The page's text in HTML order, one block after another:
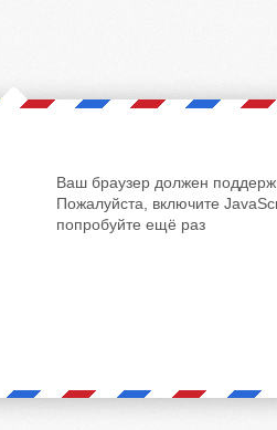
Ваш браузер должен
Пожалуйста, включите
попробуйте ещё раз